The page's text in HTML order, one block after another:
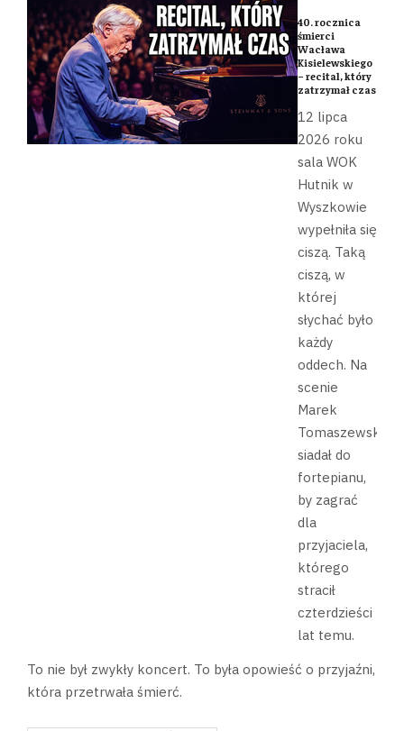
40. rocznica
śmierci
Wacława
Kisielewskiego
– recital, który
zatrzymał czas
12 lipca
2026 roku
sala WOK
Hutnik w
Wyszkowie
wypełniła się
ciszą. Taką
ciszą, w
której
słychać było
każdy
oddech. Na
scenie
Marek
Tomaszewski
siadał do
fortepianu,
by zagrać
dla
przyjaciela,
którego
stracił
czterdzieści
lat temu.
To nie był zwykły koncert. To była opowieść o przyjaźni,
która przetrwała śmierć.